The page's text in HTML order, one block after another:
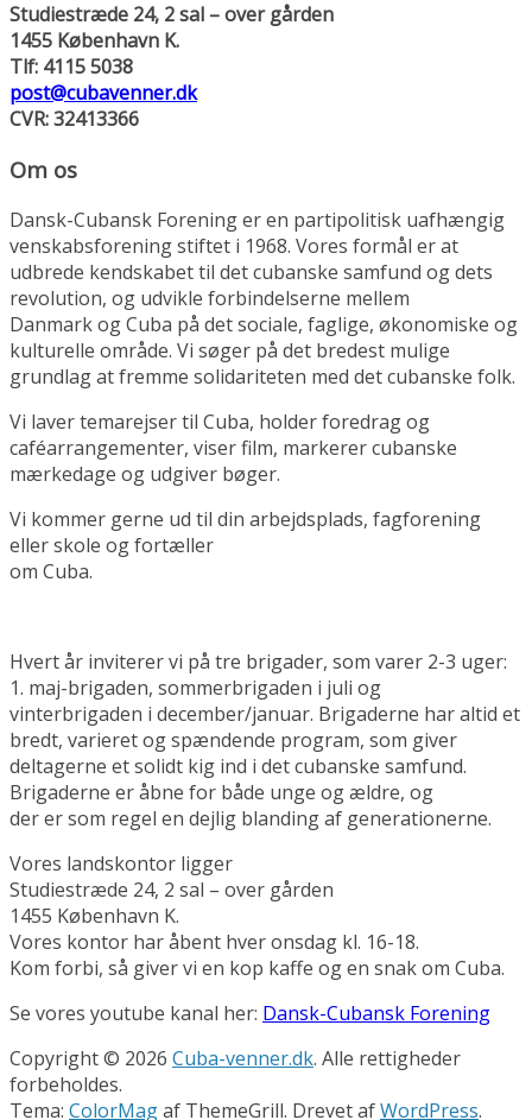
Studiestræde 24, 2 sal – over gården
1455 København K.
Tlf: 4115 5038
post@cubavenner.dk
CVR: 32413366
Om os
Dansk-Cubansk Forening er en partipolitisk uafhængig
venskabsforening stiftet i 1968. Vores formål er at
udbrede kendskabet til det cubanske samfund og dets
revolution, og udvikle forbindelserne mellem
Danmark og Cuba på det sociale, faglige, økonomiske og
kulturelle område. Vi søger på det bredest mulige
grundlag at fremme solidariteten med det cubanske folk.
Vi laver temarejser til Cuba, holder foredrag og
caféarrangementer, viser film, markerer cubanske
mærkedage og udgiver bøger.
Vi kommer gerne ud til din arbejdsplads, fagforening
eller skole og fortæller
om Cuba.
Hvert år inviterer vi på tre brigader, som varer 2-3 uger:
1. maj-brigaden, sommerbrigaden i juli og
vinterbrigaden i december/januar. Brigaderne har altid et
bredt, varieret og spændende program, som giver
deltagerne et solidt kig ind i det cubanske samfund.
Brigaderne er åbne for både unge og ældre, og
der er som regel en dejlig blanding af generationerne.
Vores landskontor ligger
Studiestræde 24, 2 sal – over gården
1455 København K.
Vores kontor har åbent hver onsdag kl. 16-18.
Kom forbi, så giver vi en kop kaffe og en snak om Cuba.
Se vores youtube kanal her: Dansk-Cubansk Forening
Copyright © 2026 Cuba-venner.dk. Alle rettigheder
forbeholdes.
Tema: ColorMagaf ThemeGrill. Drevet afWordPress.